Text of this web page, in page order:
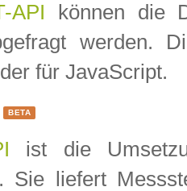
API können die
werden.
für JavaScript.
BETA
ist die
Sie liefert